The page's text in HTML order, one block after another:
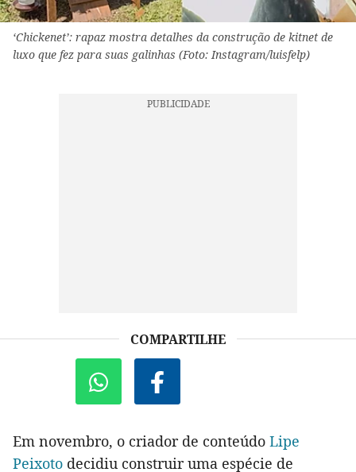
‘Chickenet’: rapaz mostra detalhes da construção de kitnet de
luxo que fez para suas galinhas (Foto: Instagram/luisfelp)
COMPARTILHE
Em novembro, o criador de conteúdo Lipe
Peixoto decidiu construir uma espécie de